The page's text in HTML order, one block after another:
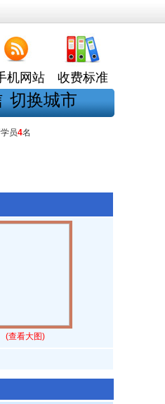
机网站 收费标准
切换城市
员4名
(查看大图)